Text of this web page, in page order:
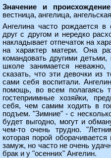
Значение и
вестница, ангелица,
Ангелина часто рождается
друг с другом и нередко
накладывает отпечаток на
на характер матери. Она
командовать другими
школе занимается
сказать, что эти девочки из
сами себя воспитали.
помощь, во всем полагаясь
гостеприимные хозяйки,
себя, чем самим ходить в
подъем. "Зимние" - с
будет выгодно, могут и
чем-то очень трудно.
которая порой
замуж, но часто не очень
брак и у "осенних" Ангелин.